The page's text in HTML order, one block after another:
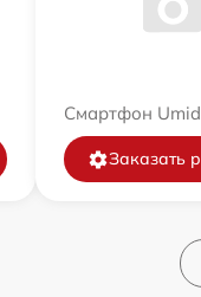
Смартфон
Заказать